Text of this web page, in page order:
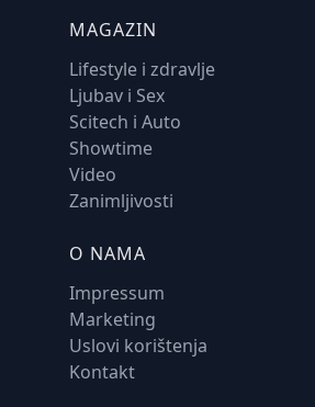
MAGAZIN
Lifestyle i zdravlje
Ljubav i Sex
Scitech i Auto
Showtime
Video
Zanimljivosti
O NAMA
Impressum
Marketing
Uslovi korištenja
Kontakt